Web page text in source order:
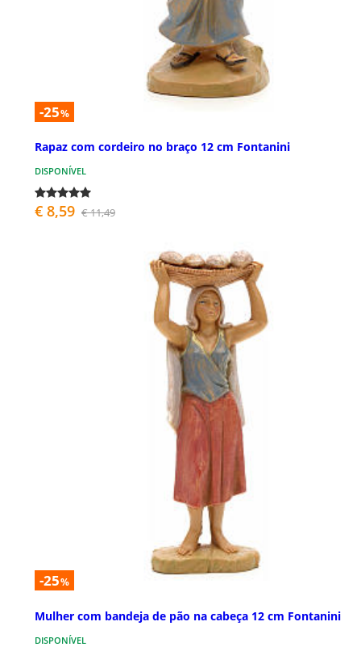
-25%
Rapaz com cordeiro no braço 12 cm Fontanini
DISPONÍVEL
€ 8,59 € 11,49
-25%
Mulher com bandeja de pão na cabeça 12 cm Fontanini
DISPONÍVEL